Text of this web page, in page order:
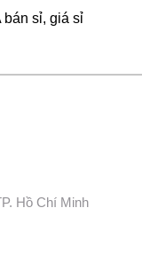
sỉ, giá sỉ
Hồ Chí Minh